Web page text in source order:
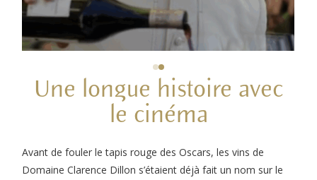
Une longue histoire avec
le cinéma
Avant de fouler le tapis rouge des Oscars, les vins de
Domaine Clarence Dillon s’étaient déjà fait un nom sur le